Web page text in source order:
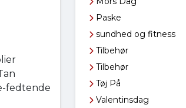
fedtende
Paske
sundhed og fitness
Tilbehør
Tilbehør
Tøj På
Valentinsdag